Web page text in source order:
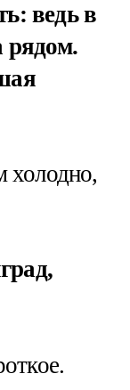
ведь в
рядом.
холодно,